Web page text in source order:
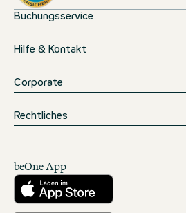
Buchungsservice
Hilfe & Kontakt
Corporate
Rechtliches
beOne App
Herunterladen aus dem App Store